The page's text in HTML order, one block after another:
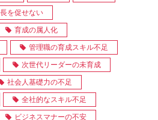
を促せない
育成の属人化
管理職の育成スキル不足
次世代リーダーの未育成
社会人基礎力の不足
全社的なスキル不足
ビジネスマナーの不安